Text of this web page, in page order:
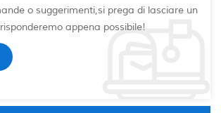
o suggerimenti,si prega di lasciare un
appena possibile!